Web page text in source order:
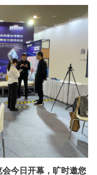
今日开幕，旷时邀您